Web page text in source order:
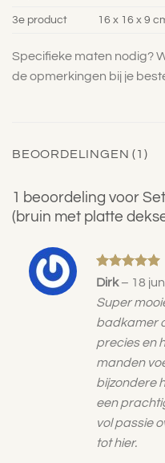
3e product 16 x 16 x 9
Specifieke maten nodig?
de opmerkingen bij je
BEOORDELINGEN (1)
1 beoordeling voor
(bruin met platte
Gewaardeerd
Dirk– 18
Super
badkamer
precies en
manden
bijzondere
een
vol passie
tot hier.